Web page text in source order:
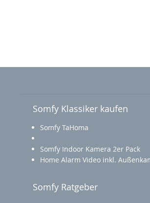
Somfy Klassiker kaufen
Somfy TaHoma
Somfy Indoor Kamera 2er Pack
Home Alarm Video inkl.
Somfy Ratgeber